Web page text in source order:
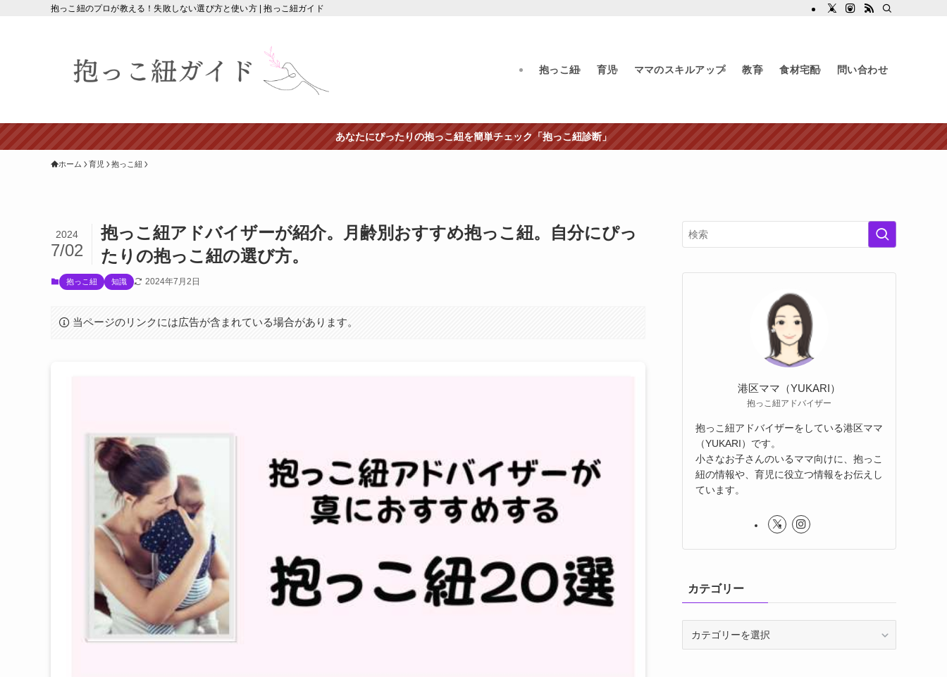
抱っこ紐のプロが教える！失敗しない選び方と使い方 | 抱っこ紐ガイド
抱っこ紐 育児 ママのスキルアップ 教育 食材宅配 問い合わせ
あなたにぴったりの抱っこ紐を簡単チェック「抱っこ紐診断」
ホーム 育児 抱っこ紐
抱っこ紐アドバイザーが紹介。月齢別おすすめ抱っこ紐。自分にぴっ
たりの抱っこ紐の選び方。
2024
7/02
抱っこ紐 知識 2024年7月2日
当ページのリンクには広告が含まれている場合があります。
港区ママ（YUKARI）
抱っこ紐アドバイザー
抱っこ紐アドバイザーをしている港区ママ
（YUKARI）です。
小さなお子さんのいるママ向けに、抱っこ
紐の情報や、育児に役立つ情報をお伝えし
ています。
カテゴリー